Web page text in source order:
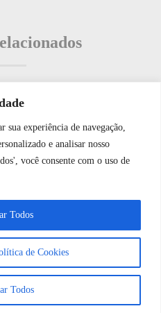
experiência de navegação,
e analisar nosso
você consente com o uso de
de Cookies
Todos
Todos
descobrir como
Abrir bate-papo